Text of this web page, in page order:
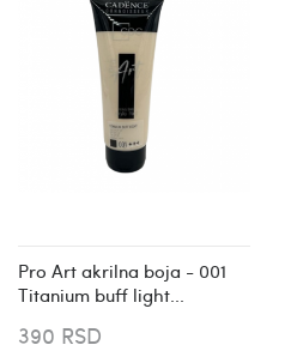
Pro Art akrilna boja - 001
Titanium buff light...
390 RSD